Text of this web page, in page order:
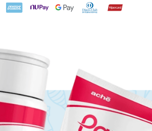
AMEX NuPay Google PayDiners ClubHipercard